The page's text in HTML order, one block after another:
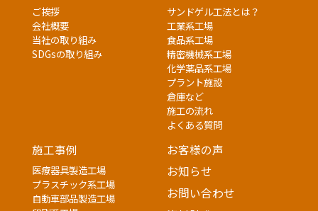
ご挨拶
会社概要
当社の取り組み
SDGsの取り組み
サンドゲル工法とは？
工業系工場
食品系工場
精密機械系工場
化学薬品系工場
プラント施設
倉庫など
施工の流れ
よくある質問
施工事例
医療器具製造工場
プラスチック系工場
自動車部品製造工場
お客様の声
お知らせ
お問い合わせ